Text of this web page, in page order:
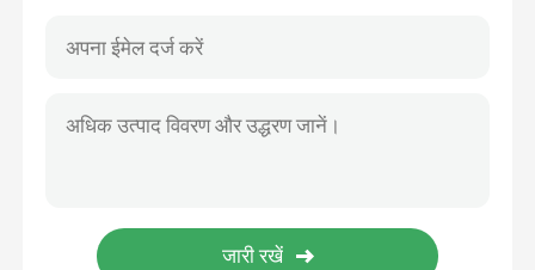
मोटरसाइकिल तल चटाई